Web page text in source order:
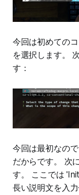
今回は初めての
を選択します。
す：
今回は最初なので
だからです。 次
す。 ここでは
長い説明文を入